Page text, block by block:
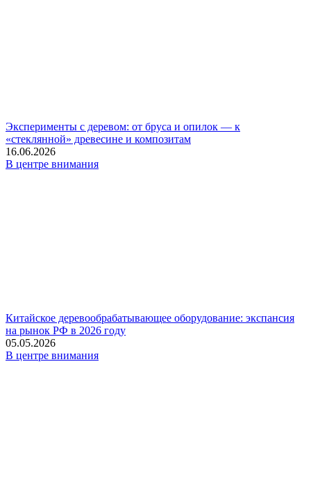
Эксперименты с деревом: от бруса и опилок — к
«стеклянной» древесине и композитам
16.06.2026
В центре внимания
Китайское деревообрабатывающее оборудование: экспансия
на рынок РФ в 2026 году
05.05.2026
В центре внимания